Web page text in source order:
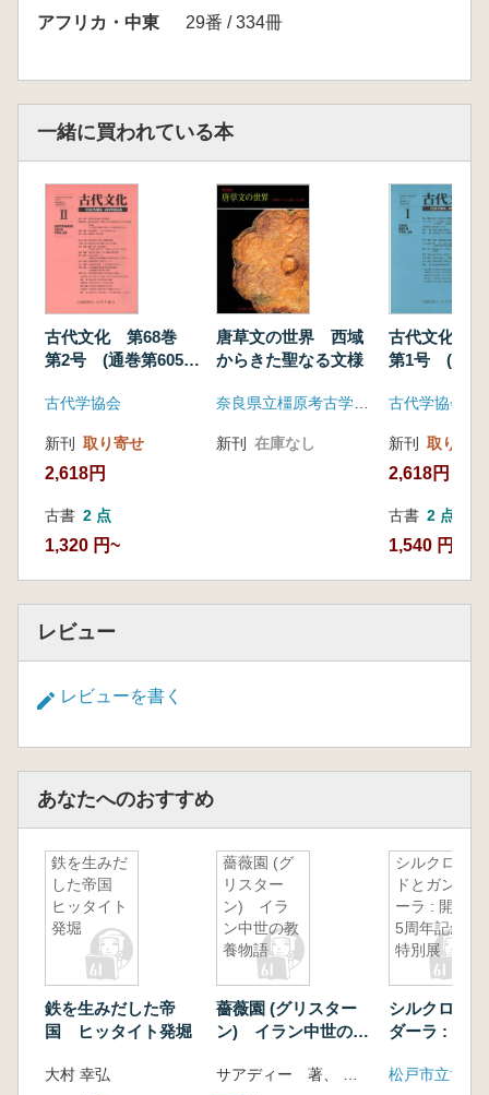
アフリカ・中東 29番 / 334冊
一緒に買われている本
古代文化 第68巻
第2号 (通巻第605
古代学協会
新刊 取り寄せ
2,618円
古書 2 点
1,320 円~
唐草文の世界 西域
からきた聖なる文様
奈良県立橿原考古学研究所附属博物館
新刊 在庫なし
古代文化
第1号 (通巻
古代学協会
新刊 取り寄せ
2,618円
古書 2 点
1,540 円~
レビュー
レビューを書く
あなたへのおすすめ
鉄を生みだ
した帝国
ヒッタイト
発堀
鉄を生みだした帝
国 ヒッタイト発堀
大村 幸弘
薔薇園 (グ
リスター
ン) イラ
ン中世の教
養物語
薔薇園 (グリスター
ン) イラン中世の教
シルクロー
ドとガンダ
ーラ : 開館
5周年記念
特別展
シルクロー
ダーラ : 開館
松戸市立博物